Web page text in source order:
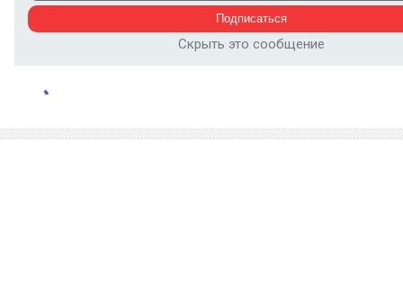
Скрыть это сообщение